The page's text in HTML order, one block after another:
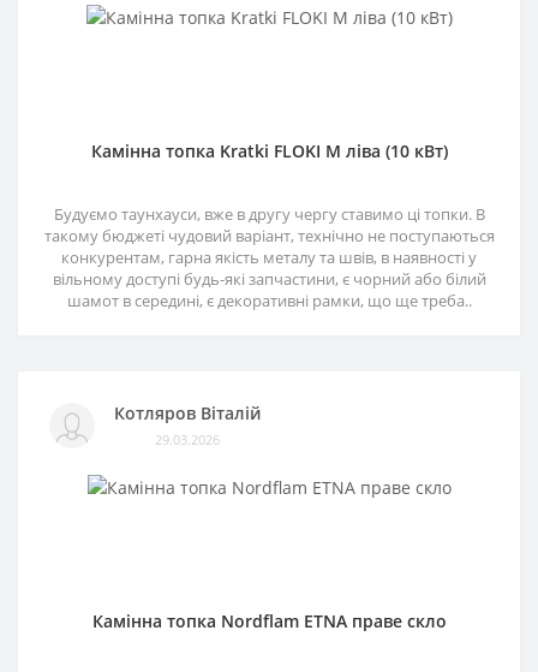
Камінна топка Kratki FLOKI M ліва (10 кВт)
Будуємо таунхауси, вже в другу чергу ставимо ці топки. В
такому бюджеті чудовий варіант, технічно не поступаються
конкурентам, гарна якість металу та швів, в наявності у
вільному доступі будь-які запчастини, є чорний або білий
шамот в середині, є декоративні рамки, що ще треба..
Котляров Віталій
29.03.2026
Камінна топка Nordflam ETNA праве скло